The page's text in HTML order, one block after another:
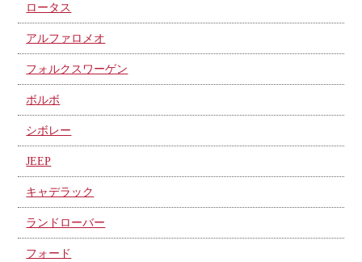
ロータス
アルファロメオ
フォルクスワーゲン
ボルボ
シボレー
JEEP
キャデラック
ランドローバー
フォード